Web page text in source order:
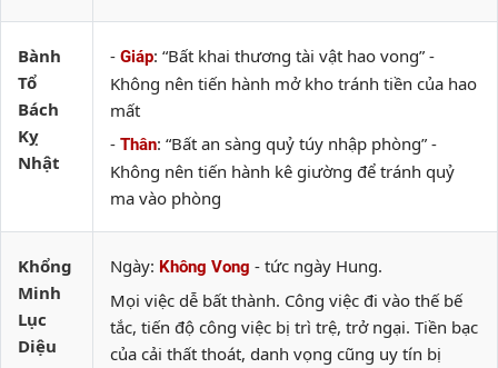
Bành
Tổ
Bách
Kỵ
Nhật
- Giáp: “Bất khai thương tài vật hao vong” -
Không nên tiến hành mở kho tránh tiền của hao
mất
- Thân: “Bất an sàng quỷ túy nhập phòng” -
Không nên tiến hành kê giường để tránh quỷ
ma vào phòng
Khổng
Minh
Lục
Diệu
Ngày: Không Vong - tức ngày Hung.
Mọi việc dễ bất thành. Công việc đi vào thế bế
tắc, tiến độ công việc bị trì trệ, trở ngại. Tiền bạc
của cải thất thoát, danh vọng cũng uy tín bị